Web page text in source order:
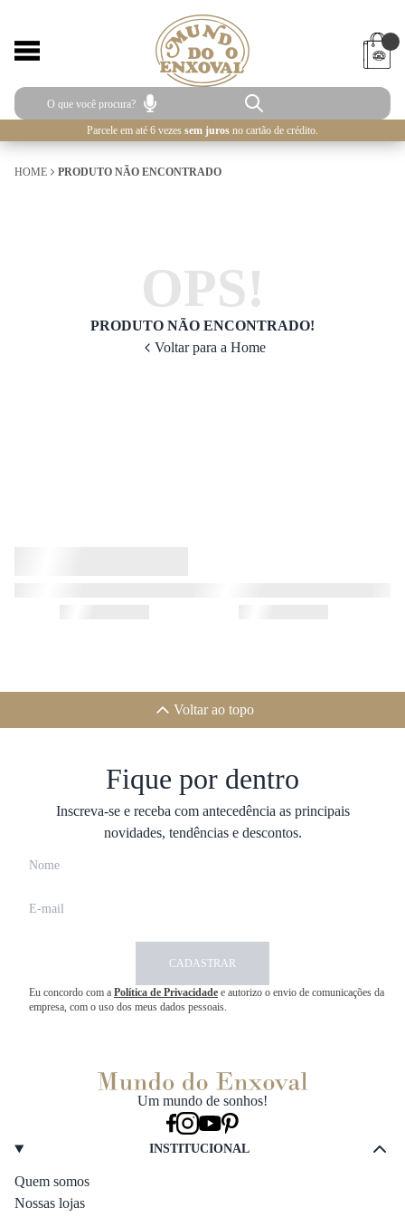
Parcele em até 6 vezes sem juros no cartão de crédito.
HOME PRODUTO NÃO ENCONTRADO
OPS!
PRODUTO NÃO ENCONTRADO!
Voltar para a Home
Voltar ao topo
Fique por dentro
Inscreva-se e receba com antecedência as principais
novidades, tendências e descontos.
CADASTRAR
Eu concordo com a Política de Privacidade e autorizo o envio de comunicações da
empresa, com o uso dos meus dados pessoais.
Um mundo de sonhos!
INSTITUCIONAL
Quem somos
Nossas lojas